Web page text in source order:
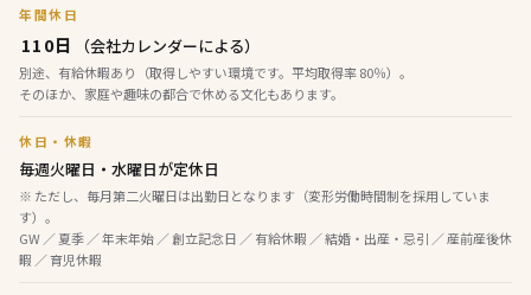
年間休日
110日 （会社カレンダーによる）
別途、有給休暇あり（取得しやすい環境です。平均取得率 80％）。
そのほか、家庭や趣味の都合で休める文化もあります。
休日・休暇
毎週火曜日・水曜日が定休日
※ ただし、毎月第二火曜日は出勤日となります（変形労働時間制を採用していま
す）。
GW ／ 夏季 ／ 年末年始 ／ 創立記念日 ／ 有給休暇 ／ 結婚・出産・忌引 ／ 産前産後休
暇 ／ 育児休暇